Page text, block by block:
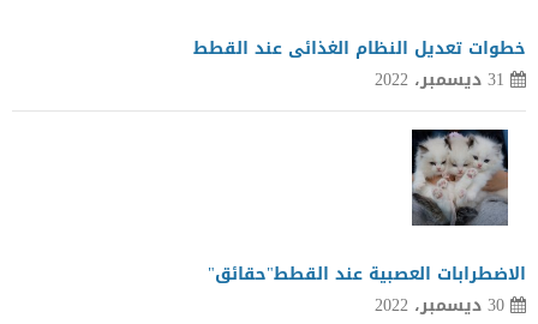
خطوات تعديل النظام الغذائى عند القطط
31 ديسمبر، 2022
الاضطرابات العصبية عند القطط"حقائق"
30 ديسمبر، 2022